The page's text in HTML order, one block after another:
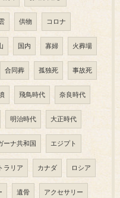
供物 コロナ
国内 寡婦 火葬場
合同葬 孤独死 事故死
飛鳥時代 奈良時代
明治時代 大正時代
ーナ共和国 エジプト
ラリア カナダ ロシア
遺骨 アクセサリー